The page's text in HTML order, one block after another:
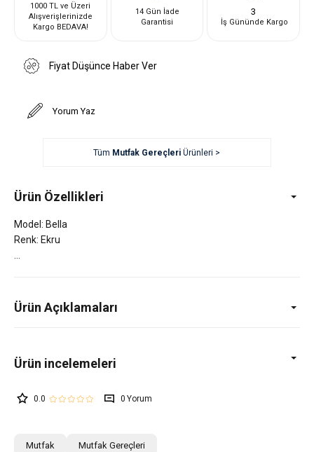
1000 TL ve Üzeri
Alışverişlerinizde
Kargo BEDAVA!
14 Gün İade
Garantisi
3
İş Gününde Kargo
Fiyat Düşünce Haber Ver
Yorum Yaz
Tüm Mutfak Gereçleri Ürünleri >
Ürün Özellikleri
Model: Bella
Renk: Ekru
Ürün Açıklamaları
0.0 0
Mutfak Mutfak Gereçleri